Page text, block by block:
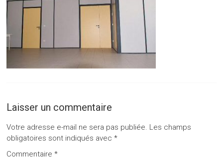
Laisser un commentaire
Votre adresse e-mail ne sera pas publiée. Les champs
obligatoires sont indiqués avec*
Commentaire*